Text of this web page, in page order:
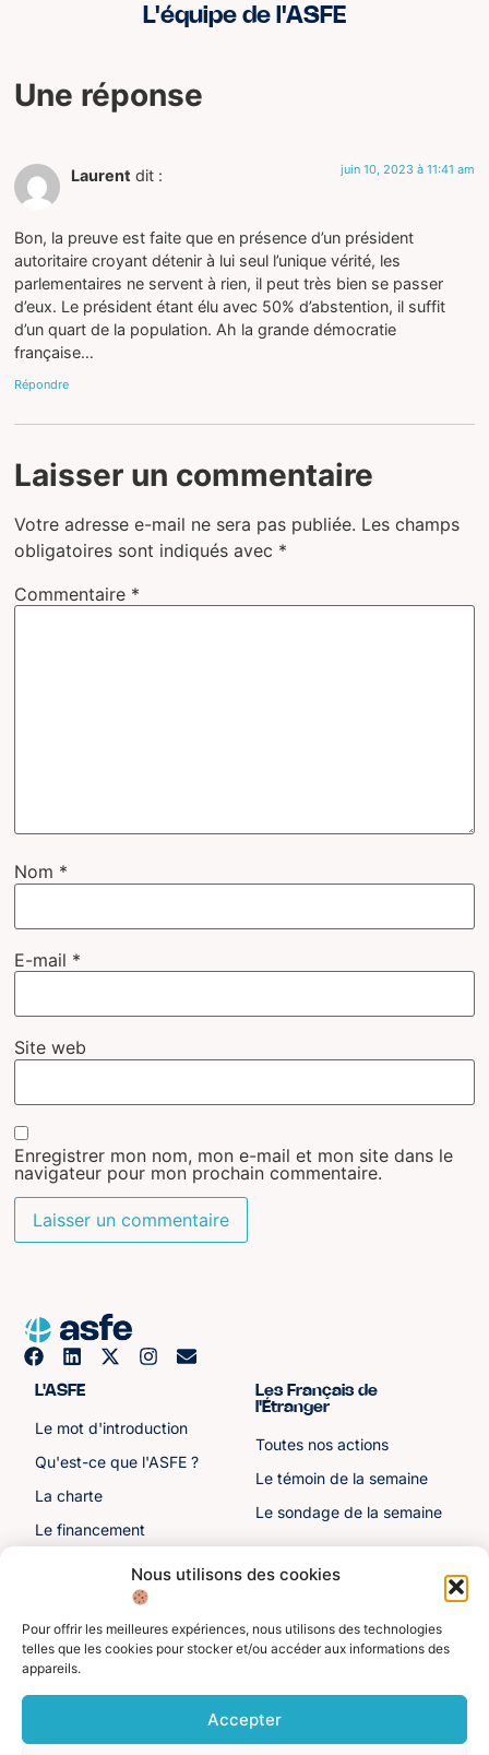
Nous utilisons des cookies
Pour offrir les meilleures expériences, nous utilisons des technologies
telles que les cookies pour stocker et/ou accéder aux informations des
appareils.
Accepter
L'équipe de l'ASFE
Une réponse
Laurent dit : juin 10, 2023 à 11:41 am
Bon, la preuve est faite que en présence d’un président
autoritaire croyant détenir à lui seul l’unique vérité, les
parlementaires ne servent à rien, il peut très bien se passer
d’eux. Le président étant élu avec 50% d’abstention, il suffit
d’un quart de la population. Ah la grande démocratie
française…
Répondre
Laisser un commentaire
Votre adresse e-mail ne sera pas publiée. Les champs
obligatoires sont indiqués avec *
Commentaire *
Nom *
E-mail *
Site web
Enregistrer mon nom, mon e-mail et mon site dans le
navigateur pour mon prochain commentaire.
L'ASFE
Le mot d'introduction
Qu'est-ce que l'ASFE ?
La charte
Le financement
Les sénateurs
Les Français de
l'Étranger
Toutes nos actions
Le témoin de la semaine
Le sondage de la semaine
Autre liens
Toutes les ressources
Contactez-nous
Divers
personnelles
Mentions légales